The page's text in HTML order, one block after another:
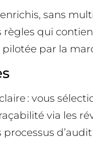
sans
qui
pilotée par la
: vous
via les